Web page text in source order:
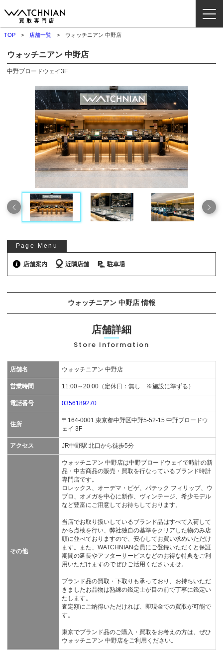
ブランドから探す
取扱いカテゴリ
よくある質問
お役立ち情報
お問い合わせ
0120-954-800
(11:00～20:00年中無休)
メール査定はこちらから
TOP 店舗一覧 ウォッチニアン 中野店
ウォッチニアン 中野店
中野ブロードウェイ3F
Page Menu
店舗案内 近隣店舗 駐車場
ウォッチニアン 中野店 情報
店舗詳細
Store Information
店舗名 ウォッチニアン 中野店
営業時間 11:00～20:00（定休日：無し ※施設に準ずる）
電話番号 0356189270
住所
〒164-0001 東京都中野区中野5-52-15 中野ブロードウ
ェイ 3F
アクセス JR中野駅 北口から徒歩5分
その他
ウォッチニアン 中野店は中野ブロードウェイで時計の新
品・中古商品の販売・買取を行なっているブランド時計
専門店です。
ロレックス、オーデマ・ピゲ、パテック フィリップ、ウ
ブロ、オメガを中心に新作、ヴィンテージ、希少モデル
など豊富にご用意してお待ちしております。
当店でお取り扱いしているブランド品はすべて入荷して
から点検を行い、弊社独自の基準をクリアした物のみ店
頭に並べておりますので、安心してお買い求めいただけ
ます。また、WATCHNIAN会員にご登録いただくと保証
期間の延長やアフターサービスなどのお得な特典をご利
用いただけますのでぜひご活用くださいませ。
ブランド品の買取・下取りも承っており、お持ちいただ
きましたお品物は熟練の鑑定士が目の前で丁寧に鑑定い
たします。
査定額にご納得いただければ、即現金での買取が可能で
す。
東京でブランド品のご購入・買取をお考えの方は、ぜひ
ウォッチニアン 中野店をご利用ください。